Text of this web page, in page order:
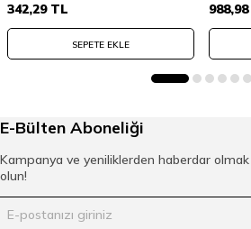
342,29TL
SEPETE EKLE
988,98
E-Bülten Aboneliği
Kampanya ve yeniliklerden haberdar
olun!